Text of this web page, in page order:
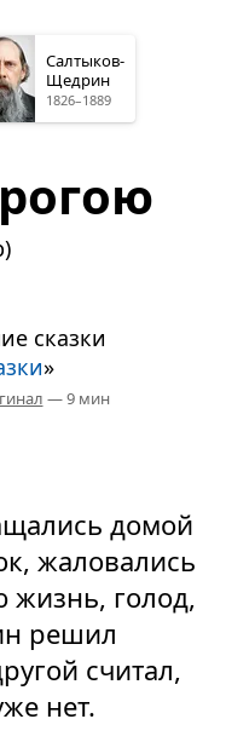
Салтыков-
Щедрин
1826–1889
сказки
»
— 9 мин
домой
жаловались
жизнь, голод,
решил
считал,
нет.